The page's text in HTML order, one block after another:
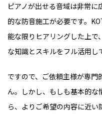
ピアノが出せる音域は非常
的な防音施工が必要です。
能な限りヒアリングした上で
な知識とスキルをフル活用し
ですので、ご依頼主様が専
ん。しかし、もしも基本的
ら、よりご希望の内容に近い